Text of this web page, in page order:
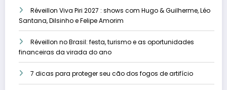
Réveillon Viva Piri 2027 : shows com Hugo & Guilherme, Léo
Santana, Dilsinho e Felipe Amorim
Réveillon no Brasil: festa, turismo e as oportunidades
financeiras da virada do ano
7 dicas para proteger seu cão dos fogos de artifício